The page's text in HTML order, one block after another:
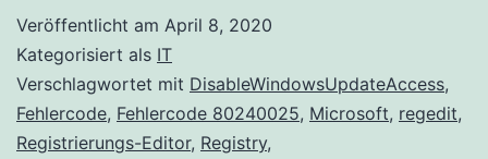
Veröffentlicht am April 8, 2020
Kategorisiert als IT
Verschlagwortet mit DisableWindowsUpdateAccess,
Fehlercode, Fehlercode 80240025, Microsoft, regedit,
Registrierungs-Editor, Registry,